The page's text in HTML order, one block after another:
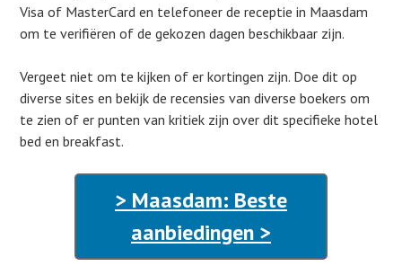
Visa of MasterCard en telefoneer de receptie in Maasdam
om te verifiëren of de gekozen dagen beschikbaar zijn.
Vergeet niet om te kijken of er kortingen zijn. Doe dit op
diverse sites en bekijk de recensies van diverse boekers om
te zien of er punten van kritiek zijn over dit specifieke hotel
bed en breakfast.
> Maasdam: Beste
aanbiedingen >